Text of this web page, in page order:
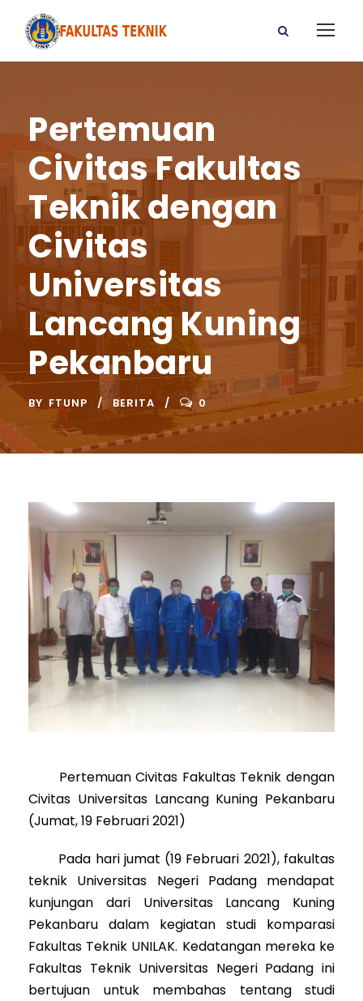
Pertemuan
Civitas Fakultas
Teknik dengan
Civitas
Universitas
Lancang Kuning
Pekanbaru
BY FTUNP BERITA 0
Pertemuan Civitas Fakultas Teknik dengan
Civitas Universitas Lancang Kuning Pekanbaru
(Jumat, 19 Februari 2021)
Pada hari jumat (19 Februari 2021), fakultas
teknik Universitas Negeri Padang mendapat
kunjungan dari Universitas Lancang Kuning
Pekanbaru dalam kegiatan studi komparasi
Fakultas Teknik UNILAK. Kedatangan mereka ke
Fakultas Teknik Universitas Negeri Padang ini
bertujuan untuk membahas tentang studi